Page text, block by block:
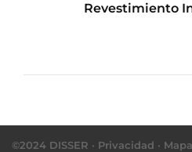
Revestimiento
©2024 DISSER · Privacidad ·